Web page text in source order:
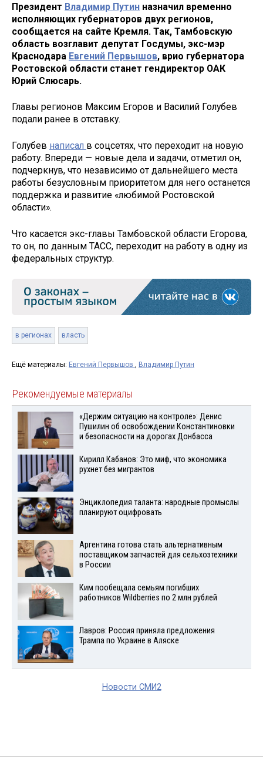
Президент Владимир Путин назначил временно
исполняющих губернаторов двух регионов,
сообщается на сайте Кремля. Так, Тамбовскую
область возглавит депутат Госдумы, экс-мэр
Краснодара Евгений Первышов, врио губернатора
Ростовской области станет гендиректор ОАК
Юрий Слюсарь.
Главы регионов Максим Егоров и Василий Голубев
подали ранее в отставку.
Голубев написал в соцсетях, что переходит на новую
работу. Впереди — новые дела и задачи, отметил он,
подчеркнув, что независимо от дальнейшего места
работы безусловным приоритетом для него останется
поддержка и развитие «любимой Ростовской
области».
Что касается экс-главы Тамбовской области Егорова,
то он, по данным ТАСС, переходит на работу в одну из
федеральных структур.
в регионах власть
Ещё материалы: Евгений Первышов , Владимир Путин
Рекомендуемые материалы
«Держим ситуацию на контроле»: Денис
Пушилин об освобождении Константиновки
и безопасности на дорогах Донбасса
Кирилл Кабанов: Это миф, что экономика
рухнет без мигрантов
Энциклопедия таланта: народные промыслы
планируют оцифровать
Аргентина готова стать альтернативным
поставщиком запчастей для сельхозтехники
в России
Ким пообещала семьям погибших
работников Wildberries по 2 млн рублей
Лавров: Россия приняла предложения
Трампа по Украине в Аляске
Новости СМИ2